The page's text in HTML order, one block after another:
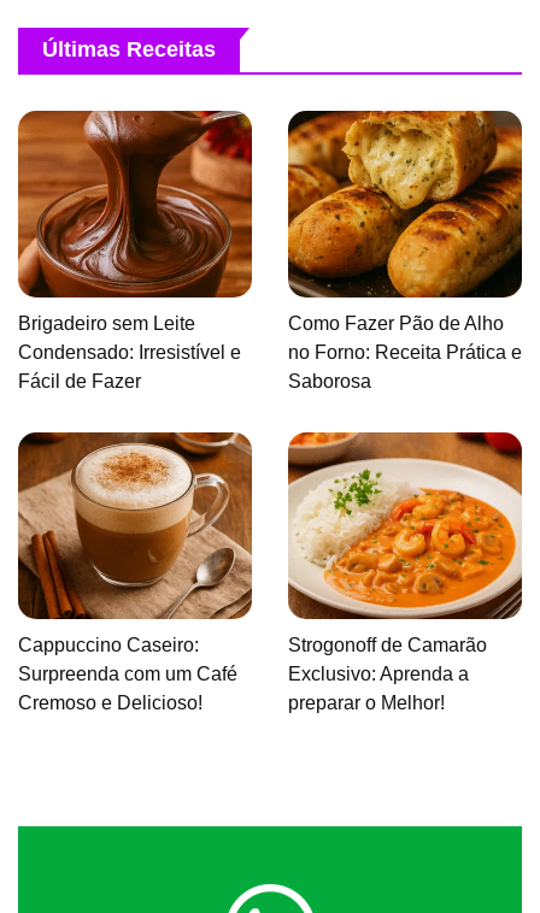
Últimas Receitas
Brigadeiro sem Leite
Condensado: Irresistível e
Fácil de Fazer
Como Fazer Pão de Alho
no Forno: Receita Prática e
Saborosa
Cappuccino Caseiro:
Surpreenda com um Café
Cremoso e Delicioso!
Strogonoff de Camarão
Exclusivo: Aprenda a
preparar o Melhor!